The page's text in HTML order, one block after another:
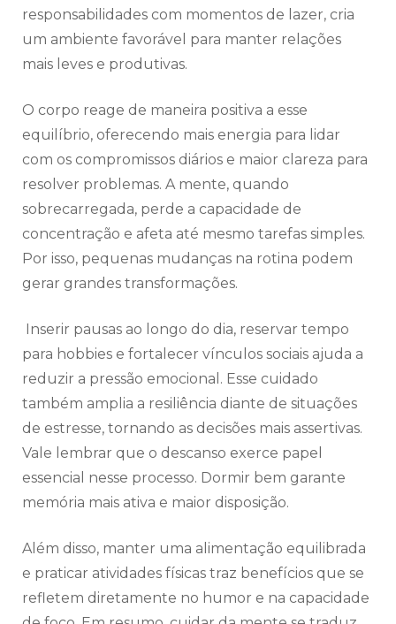
responsabilidades com momentos de lazer, cria
um ambiente favorável para manter relações
mais leves e produtivas.
O corpo reage de maneira positiva a esse
equilíbrio, oferecendo mais energia para lidar
com os compromissos diários e maior clareza para
resolver problemas. A mente, quando
sobrecarregada, perde a capacidade de
concentração e afeta até mesmo tarefas simples.
Por isso, pequenas mudanças na rotina podem
gerar grandes transformações.
Inserir pausas ao longo do dia, reservar tempo
para hobbies e fortalecer vínculos sociais ajuda a
reduzir a pressão emocional. Esse cuidado
também amplia a resiliência diante de situações
de estresse, tornando as decisões mais assertivas.
Vale lembrar que o descanso exerce papel
essencial nesse processo. Dormir bem garante
memória mais ativa e maior disposição.
Além disso, manter uma alimentação equilibrada
e praticar atividades físicas traz benefícios que se
refletem diretamente no humor e na capacidade